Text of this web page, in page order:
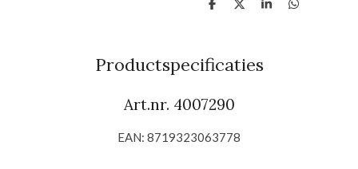
D
n
D
S
D
Productspecificaties
Art.nr. 4007290
EAN: 8719323063778